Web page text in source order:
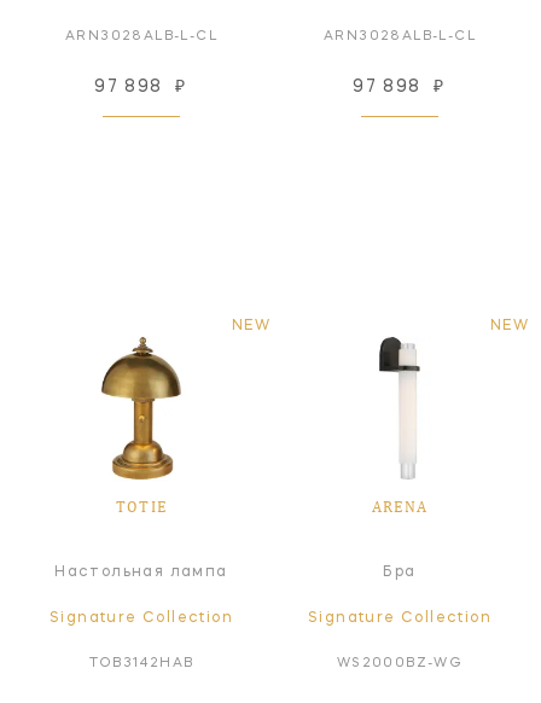
ARN3028ALB-L-CL
97 898 ₽
ARN3028ALB-L-CL
97 898 ₽
NEW
TOTIE
Настольная лампа
Signature Collection
TOB3142HAB
NEW
ARENA
Бра
Signature Collection
WS2000BZ-WG